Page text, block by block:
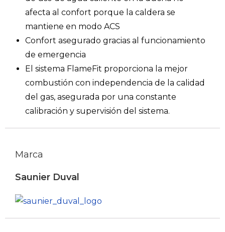
afecta al confort porque la caldera se
mantiene en modo ACS
Confort asegurado gracias al funcionamiento
de emergencia
El sistema FlameFit proporciona la mejor
combustión con independencia de la calidad
del gas, asegurada por una constante
calibración y supervisión del sistema.
Marca
Saunier Duval